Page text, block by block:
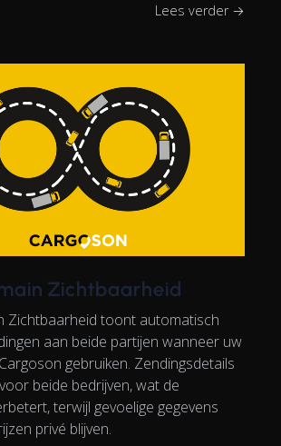
Lees verder →
Zichtbaarheid
Zichtbaarheid toont automatisch
aan beide partijen wanneer uw
gebruiken. Zendingsdetails
beide bedrijven, wat de
terwijl gevoelige gegevens
privé blijven.